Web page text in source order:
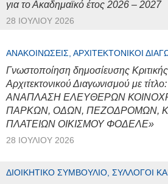
για το Ακαδημαϊκό έτος 2026 – 2027
28 ΙΟΥΛΊΟΥ 2026
ΑΝΑΚΟΙΝΏΣΕΙΣ, ΑΡΧΙΤΕΚΤΟΝΙΚΟΊ
Γνωστοποίηση δημοσίευσης
Αρχιτεκτονικού Διαγωνισμού με
ΑΝΑΠΛΑΣΗ ΕΛΕΥΘΕΡΩΝ
ΠΑΡΚΩΝ, ΟΔΩΝ, ΠΕΖΟΔΡΟΜΩΝ,
ΠΛΑΤΕΙΩΝ ΟΙΚΙΣΜΟΥ ΦΟΔΕΛΕ»
28 ΙΟΥΛΊΟΥ 2026
ΔΙΟΙΚΗΤΙΚΌ ΣΥΜΒΟΎΛΙΟ, ΣΎΛΛΟΓΟΙ